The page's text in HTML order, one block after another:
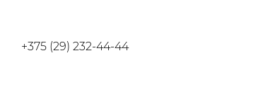
+375 (29) 232-44-44